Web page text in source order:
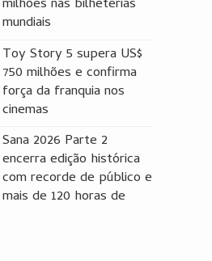
milhões nas bilheterias
mundiais
Toy Story 5 supera US$
750 milhões e confirma
força da franquia nos
cinemas
Sana 2026 Parte 2
encerra edição histórica
com recorde de público e
mais de 120 horas de